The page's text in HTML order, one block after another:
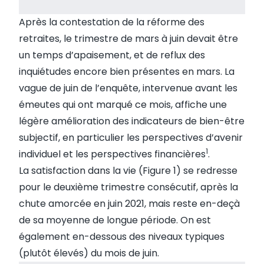
Après la contestation de la réforme des
retraites, le trimestre de mars à juin devait être
un temps d’apaisement, et de reflux des
inquiétudes encore bien présentes en mars. La
vague de juin de l’enquête, intervenue avant les
émeutes qui ont marqué ce mois, affiche une
légère amélioration des indicateurs de bien-être
subjectif, en particulier les perspectives d’avenir
individuel et les perspectives financières1.
La satisfaction dans la vie (Figure 1) se redresse
pour le deuxième trimestre consécutif, après la
chute amorcée en juin 2021, mais reste en-deçà
de sa moyenne de longue période. On est
également en-dessous des niveaux typiques
(plutôt élevés) du mois de juin.